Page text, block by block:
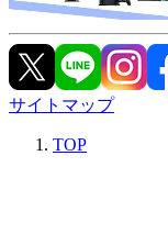
サイトマップ
TOP